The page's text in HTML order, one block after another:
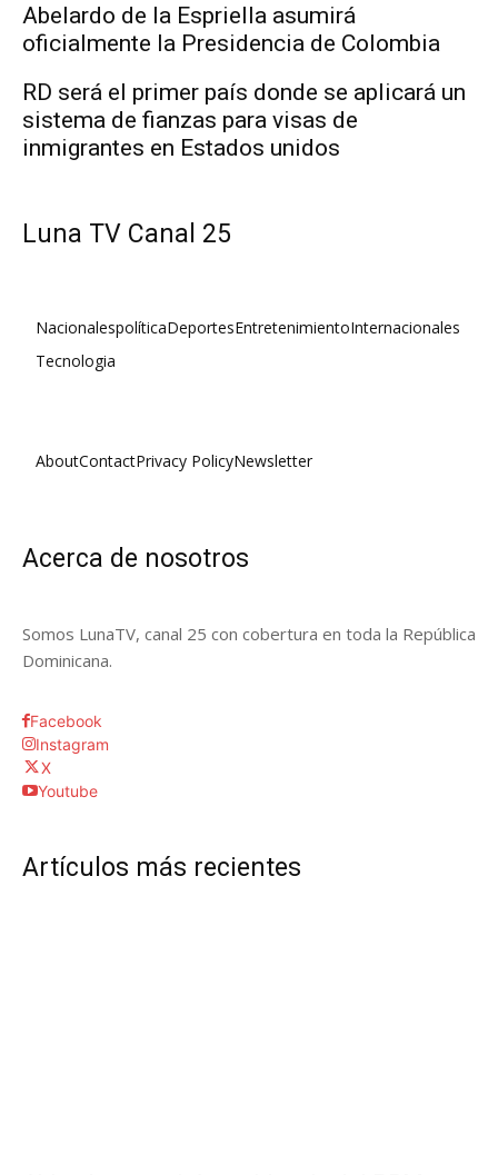
Abelardo de la Espriella asumirá
oficialmente la Presidencia de Colombia
RD será el primer país donde se aplicará un
sistema de fianzas para visas de
inmigrantes en Estados unidos
Luna TV Canal 25
NacionalespolíticaDeportesEntretenimientoInternacionales
Tecnologia
AboutContactPrivacy PolicyNewsletter
Acerca de nosotros
Somos LunaTV, canal 25 con cobertura en toda la República
Dominicana.
Facebook
Instagram
X
Youtube
Artículos más recientes